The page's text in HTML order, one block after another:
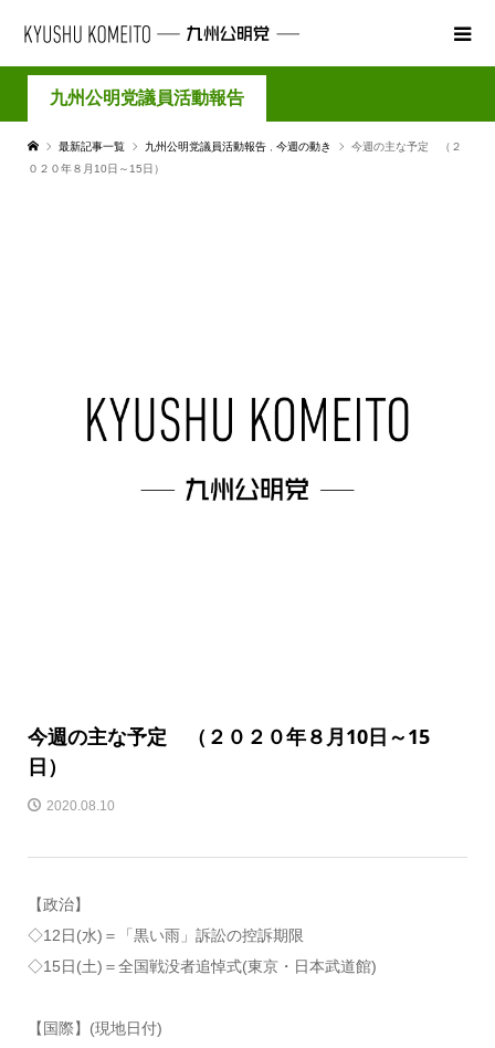
九州公明党議員活動報告
最新記事一覧 九州公明党議員活動報告 今週の動き
今週の主な予定 （２
０２０年８月10日～15日）
今週の主な予定 （２０２０年８月10日～15
日）
2020.08.10
【政治】
◇12日(水)＝「黒い雨」訴訟の控訴期限
◇15日(土)＝全国戦没者追悼式(東京・日本武道館)
【国際】(現地日付)